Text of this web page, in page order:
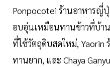
Ponpocotei ร้านอาหารญี่
อบอุ่นเหมือนทานข้าวที่บ้าน
ที่ใช้วัตถุดิบสดใหม่,
ทานยาก, และ Chaya